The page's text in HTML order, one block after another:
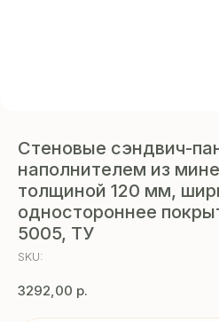
Стеновые сэндвич-
наполнителем из
толщиной 120 мм,
одностороннее
5005, ТУ
SKU:
3292,00 р.